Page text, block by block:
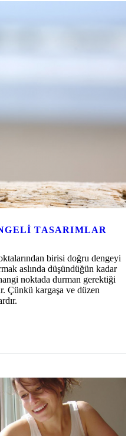
TASARIMLAR
birisi doğru dengeyi
aslında düşündüğün kadar
noktada durman gerektiği
Çünkü kargaşa ve düzen